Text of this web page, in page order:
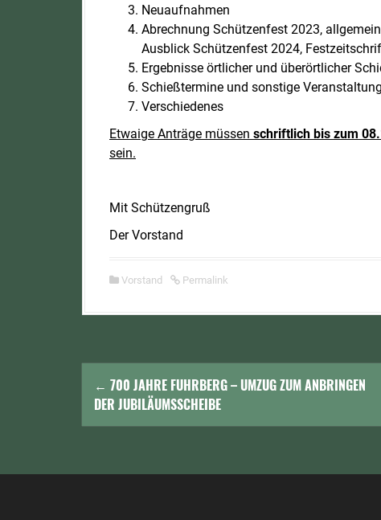
Neuaufnahmen
Abrechnung Schützenfest 2023,
Ausblick Schützenfest 2024,
Ergebnisse örtlicher und überörtlicher
Schießtermine und sonstige
Verschiedenes
Etwaige Anträge müssen schriftlich bis zum
sein.
Mit Schützengruß
Der Vorstand
Vorstand Permalink
N
i
← 700 JAHRE FUHRBERG – UMZUG ZUM ANBRINGEN
DER JUBILÄUMSSCHEIBE